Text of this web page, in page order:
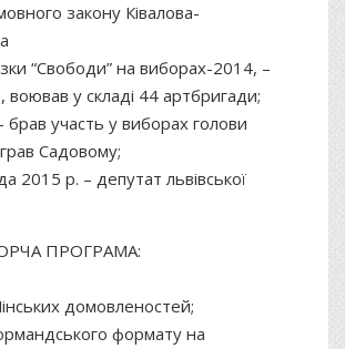
закону Ківалова-
“Свободи” на виборах-2014, –
у складі 44 артбригади;
участь у виборах голови
Садовому;
2015 р. – депутат львівської
ПРОГРАМА:
домовленостей;
формату на